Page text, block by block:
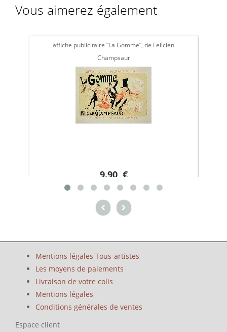
Vous aimerez également
affiche publicitaire “La Gomme”, de Felicien
Champsaur
9.90 €
Mentions légales Tous-artistes
Les moyens de paiements
Livraison de votre colis
Mentions légales
Conditions générales de ventes
Espace client